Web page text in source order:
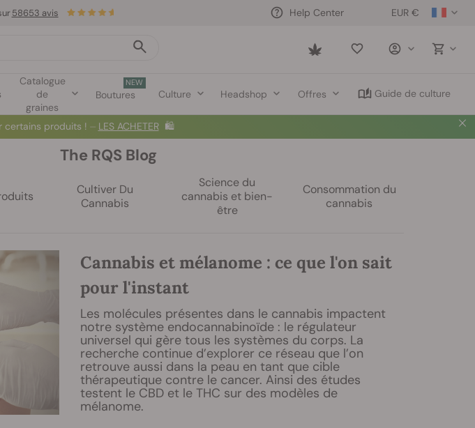
EUR €
Help Center
Saved
Catalogue
de
graines
NEW
Boutures Culture Headshop Offres Guide de culture
58653 avis
certains produits ! ⏤ LES ACHETER 🛍️
The RQS Blog
Cultiver Du
Cannabis
Science du
cannabis et bien-
être
Consommation du
cannabis
Cannabis et mélanome : ce que l'on sait
pour l'instant
Les molécules présentes dans le cannabis impactent
notre système endocannabinoïde : le régulateur
universel qui gère tous les systèmes du corps. La
recherche continue d’explorer ce réseau que l’on
retrouve aussi dans la peau en tant que cible
thérapeutique contre le cancer. Ainsi des études
testent le CBD et le THC sur des modèles de
mélanome.